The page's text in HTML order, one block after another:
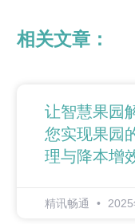
相关文章：
让智慧果园
您实现果园
理与降本增
精讯畅通 2025